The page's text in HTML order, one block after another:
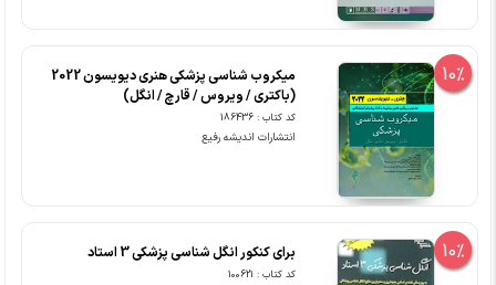
10%
میکروب شناسی پزشکی هنری دیویسون 2022
(باکتری / ویروس / قارچ / انگل)
کد کتاب : 186436
انتشارات اندیشه رفیع
10% برای کنکور انگل شناسی پزشکی 3 استاد
کد کتاب : 100621